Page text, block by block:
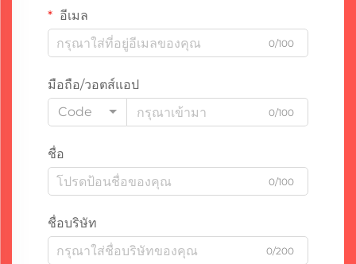
อีเมล
0/100
มือถือ/วอตส์แอป
Code
0/100
ชื่อ
0/100
ชื่อบริษัท
0/200